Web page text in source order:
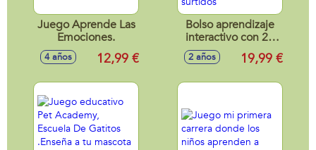
Juego Aprende Las
Emociones.
4 años 12,99 €
Bolso aprendizaje
interactivo con 20
frases, sonidos y
melodíass.
2 años 19,99 €